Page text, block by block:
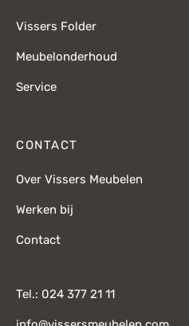
Vissers Folder
Meubelonderhoud
Service
CONTACT
Over Vissers Meubelen
Werken bij
Contact
Tel.: 024 377 21 11